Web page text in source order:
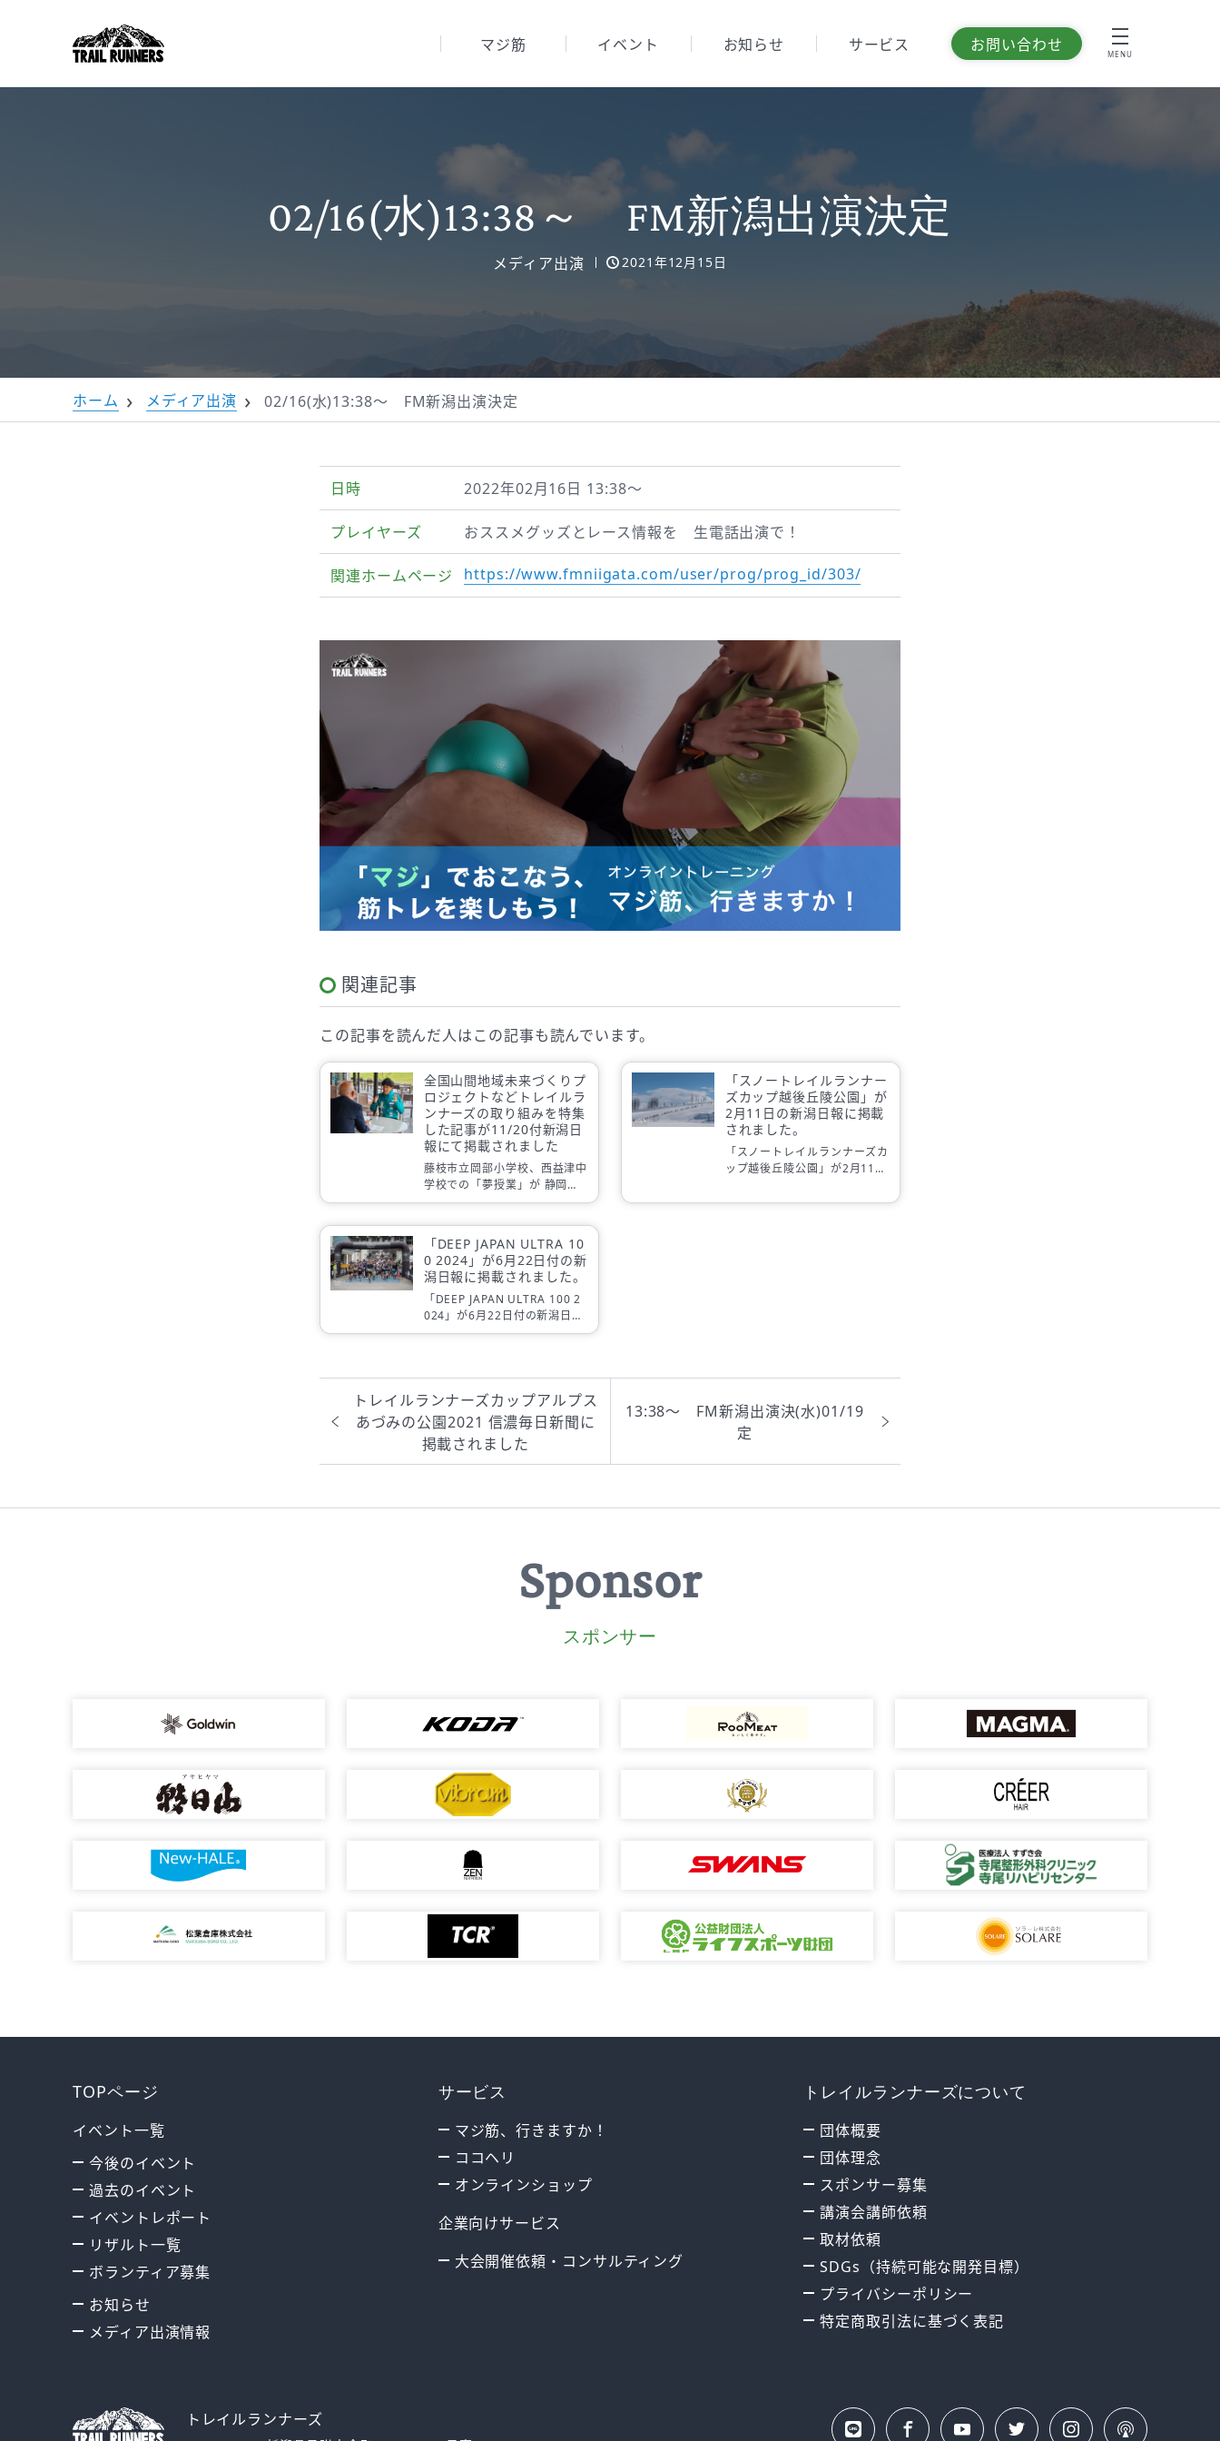
マジ筋 イベント お知らせ サービス お問い合わせ MENU
02/16(水)13:38～ FM新潟出演決定
メディア出演 2021年12月15日
ホーム メディア出演 02/16(水)13:38～ FM新潟出演決定
日時 2022年02月16日 13:38～
プレイヤーズ おススメグッズとレース情報を 生電話出演で！
関連ホームページ https://www.fmniigata.com/user/prog/prog_id/303/
関連記事
この記事を読んだ人はこの記事も読んでいます。
全国山間地域未来づくりプ
ロジェクトなどトレイルラ
ンナーズの取り組みを特集
した記事が11/20付新潟日
報にて掲載されました
藤枝市立岡部小学校、西益津中
学校での「夢授業」が 静岡新
聞、日刊スポーツに掲載されま
「スノートレイルランナー
ズカップ越後丘陵公園」が
2月11日の新潟日報に掲載
されました。
「スノートレイルランナーズカ
ップ越後丘陵公園」が2月11日
「DEEP JAPAN ULTRA 10
0 2024」が6月22日付の新
潟日報に掲載されました。
「DEEP JAPAN ULTRA 100 2
024」が6月22日付の新潟日報
に掲載されました。
トレイルランナーズカップアルプス
あづみの公園2021 信濃毎日新聞に
掲載されました
01/19(水)13:38～ FM新潟出演決
定
Sponsor
スポンサー
TOPページ
イベント一覧
今後のイベント
過去のイベント
イベントレポート
リザルト一覧
ボランティア募集
お知らせ
メディア出演情報
サービス
マジ筋、行きますか！
ココヘリ
オンラインショップ
企業向けサービス
大会開催依頼・コンサルティング
トレイルランナーズについて
団体概要
団体理念
スポンサー募集
講演会講師依頼
取材依頼
SDGs（持続可能な開発目標）
プライバシーポリシー
特定商取引法に基づく表記
トレイルランナーズ
公式
Face
Yout
Twitt
Insta
gra
Podc